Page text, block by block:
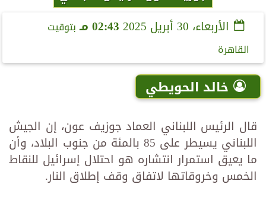
الأربعاء، 30 أبريل 2025 02:43 مـ
بتوقيت
القاهرة
خالد الحويطي
قال الرئيس اللبناني العماد جوزيف عون، إن الجيش
اللبناني يسيطر على 85 بالمئة من جنوب البلاد، وأن
ما يعيق استمرار انتشاره هو احتلال إسرائيل للنقاط
الخمس وخروقاتها لاتفاق وقف إطلاق النار.